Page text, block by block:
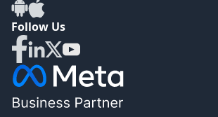
Follow Us